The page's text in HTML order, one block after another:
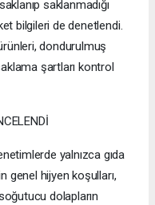
saklanmadığı
bilgileri de denetlendi.
dondurulmuş
şartları kontrol
yalnızca gıda
genel hijyen koşulları,
dolapların